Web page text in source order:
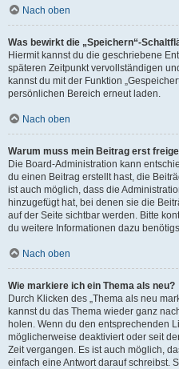
Nach oben
Was bewirkt die „Speichern“-
Hiermit kannst du die geschriebene
späteren Zeitpunkt vervollständigen
kannst du mit der Funktion
persönlichen Bereich erneut laden.
Nach oben
Warum muss mein Beitrag erst
Die Board-Administration kann
du einen Beitrag erstellt hast, die
ist auch möglich, dass die
hinzugefügt hat, bei denen sie die
auf der Seite sichtbar werden. Bitte
du weitere Informationen dazu
Nach oben
Wie markiere ich ein Thema als neu?
Durch Klicken des „Thema als neu
kannst du das Thema wieder ganz
holen. Wenn du den entsprechenden
möglicherweise deaktiviert oder seit
Zeit vergangen. Es ist auch möglich,
einfach eine Antwort darauf schreibst.